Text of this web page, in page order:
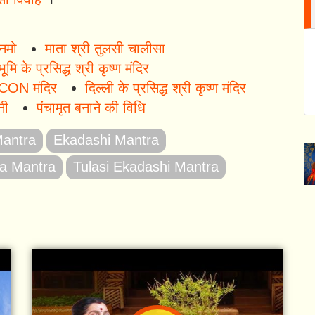
माता श्री तुलसी चालीसा
के प्रसिद्ध श्री कृष्ण मंदिर
मंदिर
दिल्ली के प्रसिद्ध श्री कृष्ण मंदिर
पंचामृत बनाने की विधि
Ekadashi Mantra
Mantra
Tulasi Ekadashi Mantra